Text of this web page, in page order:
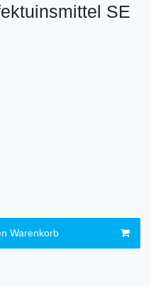
SE
Warenkorb